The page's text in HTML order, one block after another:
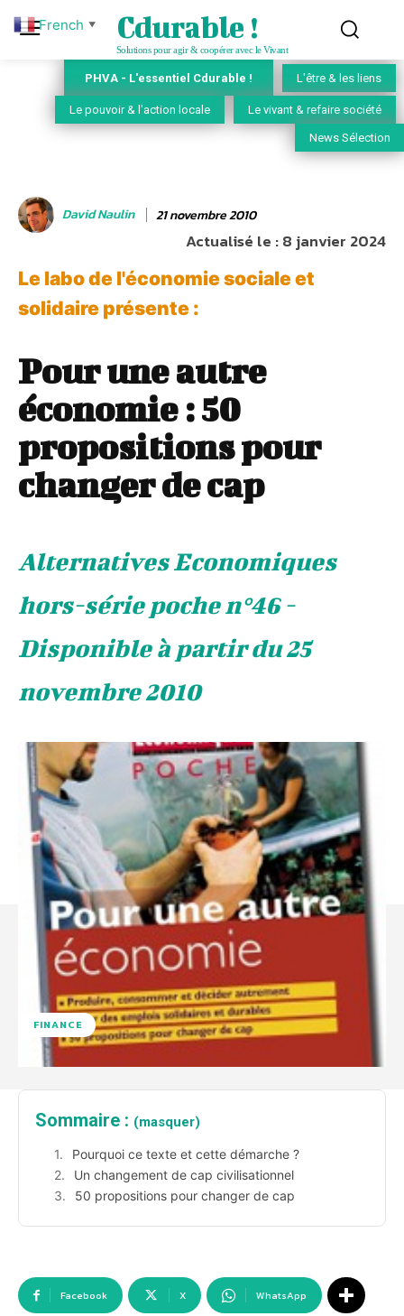
Cdurable !
Solutions pour agir & coopérer avec le Vivant
PHVA - L'essentiel Cdurable ! L'être & les liens
Le pouvoir & l'action locale Le vivant & refaire société
News Sélection
David Naulin 21 novembre 2010
Actualisé le :8 janvier 2024
Le labo de l'économie sociale et
solidaire présente :
Pour une autre
économie : 50
propositions pour
changer de cap
Alternatives Economiques
hors-série poche n°46 -
Disponible à partir du 25
novembre 2010
FINANCE
Sommaire : (masquer)
Pourquoi ce texte et cette démarche ?
Un changement de cap civilisationnel
50 propositions pour changer de cap
Facebook X WhatsApp
French ▼